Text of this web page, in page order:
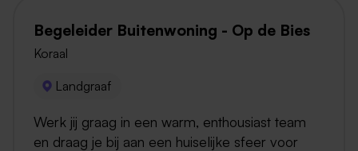
Begeleider Buitenwoning - Op de Bies
Koraal
Landgraaf
Werk jij graag in een warm, enthousiast team
en draag je bij aan een huiselijke sfeer voor